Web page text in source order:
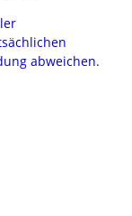
abweichen.